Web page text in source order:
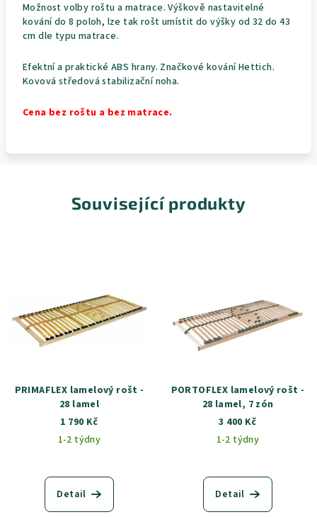
Možnost volby roštu a matrace. Výškově nastavitelné
kování do 8 poloh, lze tak rošt umístit do výšky od 32 do 43
cm dle typu matrace.
Efektní a praktické ABS hrany. Značkové kování Hettich.
Kovová středová stabilizační noha.
Cena bez roštu a bez matrace.
Související produkty
PRIMAFLEX lamelový rošt -
28 lamel
1 790 Kč
1-2 týdny
Detail
PORTOFLEX lamelový rošt -
28 lamel, 7 zón
3 400 Kč
1-2 týdny
Detail